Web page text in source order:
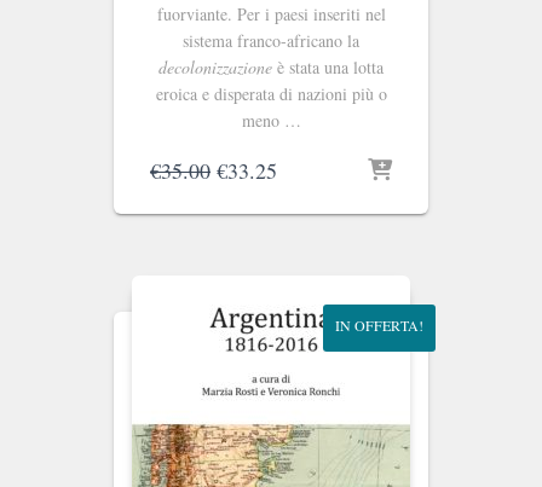
fuorviante. Per i paesi inseriti nel
sistema franco-africano la
decolonizzazione è stata una lotta
eroica e disperata di nazioni più o
meno …
€35.00 Il
originale
€33.25
attuale
IN OFFERTA!